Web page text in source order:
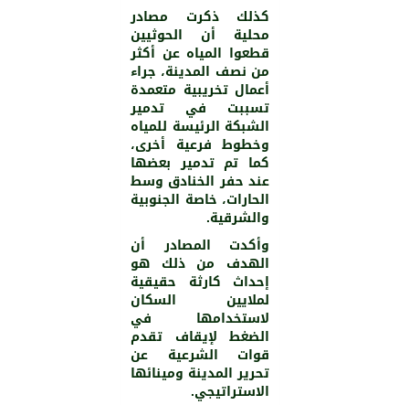
كذلك ذكرت مصادر
محلية أن الحوثيين
قطعوا المياه عن أكثر
من نصف المدينة، جراء
أعمال تخريبية متعمدة
تسببت في تدمير
الشبكة الرئيسة للمياه
وخطوط فرعية أخرى،
كما تم تدمير بعضها
عند حفر الخنادق وسط
الحارات، خاصة الجنوبية
والشرقية.
وأكدت المصادر أن
الهدف من ذلك هو
إحداث كارثة حقيقية
لملايين السكان
لاستخدامها في
الضغط لإيقاف تقدم
قوات الشرعية عن
تحرير المدينة ومينائها
الاستراتيجي.